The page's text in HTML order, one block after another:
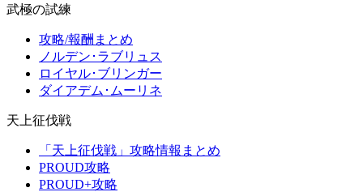
武極の試練
攻略/報酬まとめ
ノルデン･ラブリュス
ロイヤル･ブリンガー
ダイアデム･ムーリネ
天上征伐戦
「天上征伐戦」攻略情報まとめ
PROUD攻略
PROUD+攻略